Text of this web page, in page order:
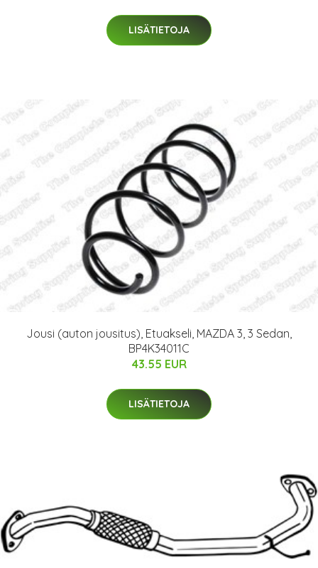
LISÄTIETOJA
Jousi (auton jousitus), Etuakseli, MAZDA 3, 3 Sedan,
BP4K34011C
43.55 EUR
LISÄTIETOJA